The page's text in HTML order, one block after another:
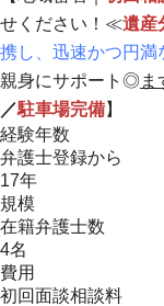
せください！≪遺産
携し、迅速かつ円満
親身にサポート ◎ま
／駐車場完備】
経験年数
弁護士登録から
17年
規模
在籍弁護士数
4名
費用
初回面談相談料